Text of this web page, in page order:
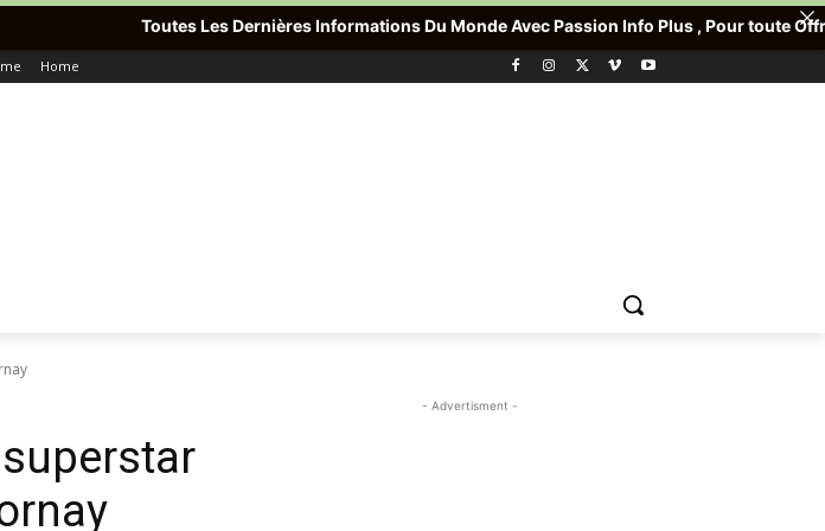
Home
- Advertisment -
Toutes Les Dernières Informations Du Monde Avec Passion Info Plus , Pour toute Offre